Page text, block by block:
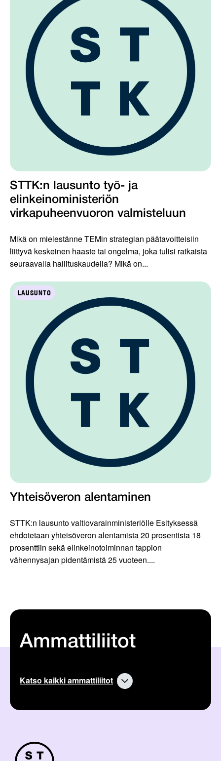
STTK:n lausunto työ- ja
elinkeinoministeriön
virkapuheenvuoron valmisteluun
Mikä on mielestänne TEMin strategian päätavoitteisiin
liittyvä keskeinen haaste tai ongelma, joka tulisi ratkaista
seuraavalla hallituskaudella? Mikä on...
LAUSUNTO
Yhteisöveron alentaminen
STTK:n lausunto valtiovarainministeriölle Esityksessä
ehdotetaan yhteisöveron alentamista 20 prosentista 18
prosenttiin sekä elinkeinotoiminnan tappion
vähennysajan pidentämistä 25 vuoteen....
Ammattiliitot
Katso kaikki ammattiliitot